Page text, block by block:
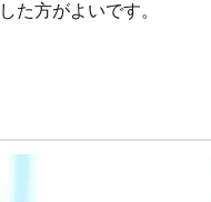
た方がよいです。